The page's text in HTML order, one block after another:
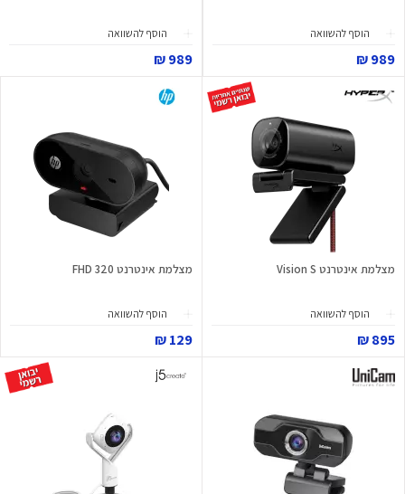
הוסף להשוואה
989 ₪
הוסף להשוואה
989 ₪
מצלמת אינטרנט Vision S
הוסף להשוואה
895 ₪
מצלמת אינטרנט 320 FHD
הוסף להשוואה
129 ₪